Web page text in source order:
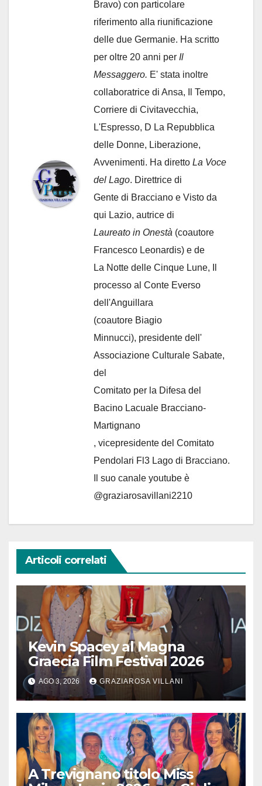
Bravo) con particolare
riferimento alla riunificazione
delle due Germanie. Ha scritto
per oltre 20 anni per Il
Messaggero. E' stata inoltre
collaboratrice di Ansa, Il Tempo,
Corriere di Civitavecchia,
L'Espresso, D La Repubblica
delle Donne, Liberazione,
Avvenimenti. Ha diretto La Voce
del Lago. Direttrice di
Gente di Bracciano e Visto da
qui Lazio, autrice di
Laureato in Onestà (coautore
Francesco Leonardis) e de
La Notte delle Cinque Lune, Il
processo al Conte Everso
dell'Anguillara
(coautore Biagio
Minnucci), presidente dell'
Associazione Culturale Sabate,
del
Comitato per la Difesa del
Bacino Lacuale Bracciano-
Martignano
, vicepresidente del Comitato
Pendolari Fl3 Lago di Bracciano.
Il suo canale youtube è
@graziarosavillani2210
Articoli correlati
Kevin Spacey al Magna
Graecia Film Festival 2026
AGO 3, 2026 GRAZIAROSA VILLANI
A Trevignano titolo Miss